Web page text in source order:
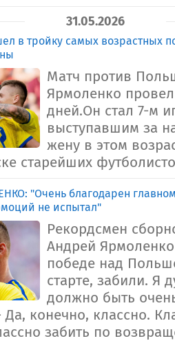
31.05.2026
в тройку самых возрастных
Матч против
Ярмоленко
дней.Он стал 7-м
выступавшим за
жену в этом
старейших
"Очень благодарен
не испытал"
Рекордсмен
Андрей
победе над
старте, забили. Я
должно быть
Да, конечно, классно.
забить по